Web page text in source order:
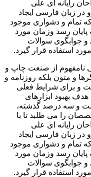
رایانه ای علی
زبان فارسی ایجاد
تمام و دشواری موجود
پایان رسد وزمان مورد
جوابگوی سوالات
استفاده قرار گیرد.
نامفهوم از صنعت چاپ و
و متون بلکه روزنامه و
و برای شرایط فعلی
هدف بهبود ابزارهای
و سه درصد گذشته،
را می طلبد تا با
رایانه ای علی
زبان فارسی ایجاد
تمام و دشواری موجود
پایان رسد وزمان مورد
جوابگوی سوالات
استفاده قرار گیرد.